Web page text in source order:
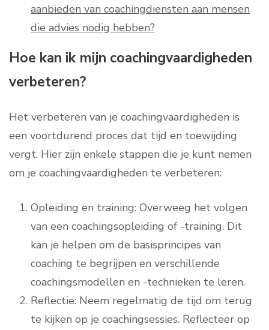
aanbieden van coachingdiensten aan mensen
die advies nodig hebben?
Hoe kan ik mijn coachingvaardigheden
verbeteren?
Het verbeteren van je coachingvaardigheden is
een voortdurend proces dat tijd en toewijding
vergt. Hier zijn enkele stappen die je kunt nemen
om je coachingvaardigheden te verbeteren:
Opleiding en training: Overweeg het volgen
van een coachingsopleiding of -training. Dit
kan je helpen om de basisprincipes van
coaching te begrijpen en verschillende
coachingsmodellen en -technieken te leren.
Reflectie: Neem regelmatig de tijd om terug
te kijken op je coachingsessies. Reflecteer op